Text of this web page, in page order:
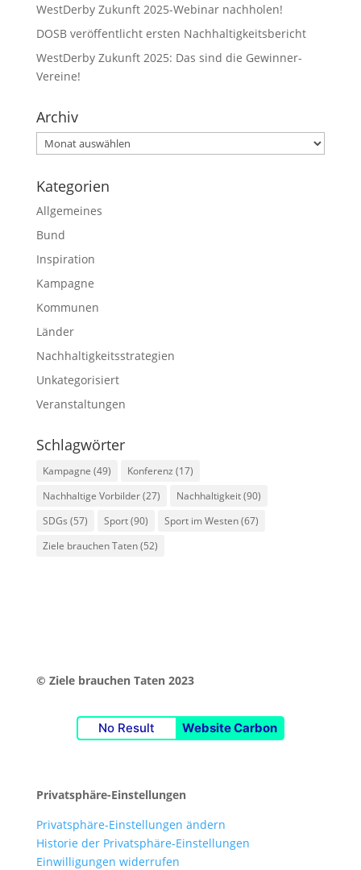
WestDerby Zukunft 2025-Webinar nachholen!
DOSB veröffentlicht ersten Nachhaltigkeitsbericht
WestDerby Zukunft 2025: Das sind die Gewinner-
Vereine!
Archiv
Archiv
Kategorien
Allgemeines
Bund
Inspiration
Kampagne
Kommunen
Länder
Nachhaltigkeitsstrategien
Unkategorisiert
Veranstaltungen
Schlagwörter
Kampagne (49) Konferenz (17)
Nachhaltige Vorbilder(27) Nachhaltigkeit(90)
SDGs (57) Sport(90) Sport im Westen(67)
Ziele brauchen Taten(52)
© Ziele brauchen Taten 2023
No Result Website Carbon
Privatsphäre-Einstellungen
Privatsphäre-Einstellungen ändern
Historie der Privatsphäre-Einstellungen
Einwilligungen widerrufen